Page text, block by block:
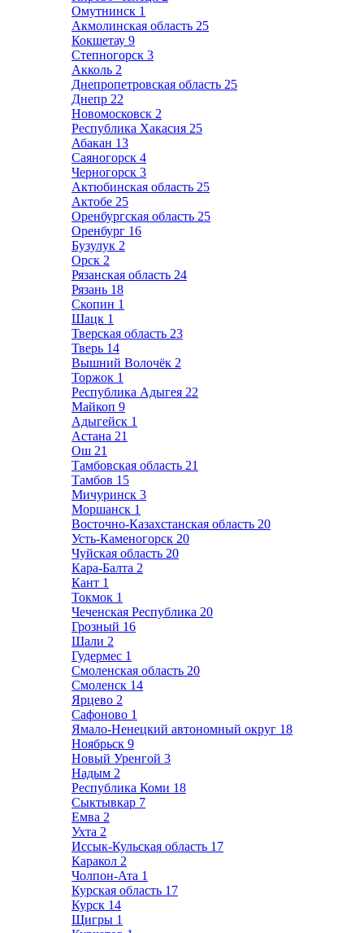
Омутнинск 1
Акмолинская область 25
Кокшетау 9
Степногорск 3
Акколь 2
Днепропетровская область 25
Днепр 22
Новомосковск 2
Республика Хакасия 25
Абакан 13
Саяногорск 4
Черногорск 3
Актюбинская область 25
Актобе 25
Оренбургская область 25
Оренбург 16
Бузулук 2
Орск 2
Рязанская область 24
Рязань 18
Скопин 1
Шацк 1
Тверская область 23
Тверь 14
Вышний Волочёк 2
Торжок 1
Республика Адыгея 22
Майкоп 9
Адыгейск 1
Астана 21
Ош 21
Тамбовская область 21
Тамбов 15
Мичуринск 3
Моршанск 1
Восточно-Казахстанская область 20
Усть-Каменогорск 20
Чуйская область 20
Кара-Балта 2
Кант 1
Токмок 1
Чеченская Республика 20
Грозный 16
Шали 2
Гудермес 1
Смоленская область 20
Смоленск 14
Ярцево 2
Сафоново 1
Ямало-Ненецкий автономный округ 18
Ноябрьск 9
Новый Уренгой 3
Надым 2
Республика Коми 18
Сыктывкар 7
Емва 2
Ухта 2
Иссык-Кульская область 17
Каракол 2
Чолпон-Ата 1
Курская область 17
Курск 14
Щигры 1